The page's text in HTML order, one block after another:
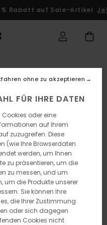
Rabatt auf Sale-Artikel
FÜR IHRE DATEN
oder eine
auf Ihrem
zuzugreifen. Diese
(wie Ihre Browserdaten
werden, um Ihnen
zu präsentieren, um die
zu messen, und um
um die Produkte unserer
Sie können Ihre
die Ihrer Zustimmung
oder sich dagegen
Cookies nicht
ohne zu akzeptieren